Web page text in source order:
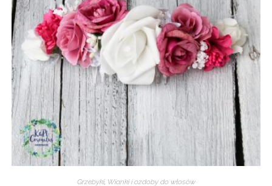
Grzebyki, Wianki i ozdoby do włosów